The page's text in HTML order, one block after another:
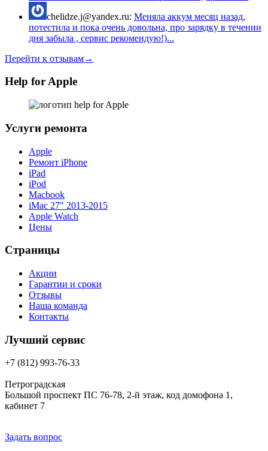
chelidze.j@yandex.ru: Меняла аккум месяц назад,
потестила и пока очень довольна, про зарядку в течении
дня забыла , сервис рекомендую!)...
Перейти к отзывам→
Help for Apple
Услуги ремонта
Apple
Ремонт iPhone
iPad
iPod
Macbook
iMac 27″ 2013-2015
Apple Watch
Цены
Страницы
Акции
Гарантии и сроки
Отзывы
Наша команда
Контакты
Лучший сервис
+7 (812) 993-76-33
Петроградская
Большой проспект ПС 76-78, 2-й этаж, код домофона 1,
кабинет 7
Задать вопрос